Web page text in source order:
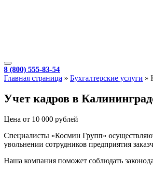
8 (800) 555-83-54
Главная страница » Бухгалтерские услуги »
Учет кадров в
Цена от 10 000 рублей
Специалисты «Космин Групп»
увольнении сотрудников предприятия
Наша компания поможет соблюдать